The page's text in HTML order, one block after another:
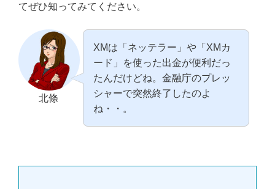
てぜひ知ってみてください。
北條
XMは「ネッテラー」や「XMカ
ード」を使った出金が便利だっ
たんだけどね。金融庁のプレッ
シャーで突然終了したのよ
ね・・。